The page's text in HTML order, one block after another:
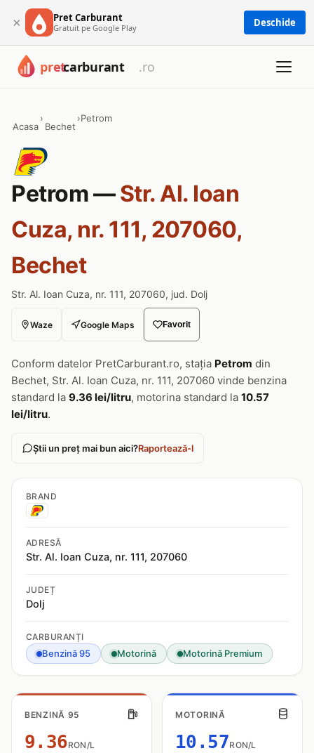
× Pret Carburant
Gratuit pe Google Play Deschide
Acasa
›
Bechet
›Petrom
Petrom —Str. Al. Ioan
Cuza, nr. 111, 207060,
Bechet
Str. Al. Ioan Cuza, nr. 111, 207060, jud. Dolj
Waze Google Maps Favorit
Conform datelor PretCarburant.ro, stația Petrom din
Bechet, Str. Al. Ioan Cuza, nr. 111, 207060 vinde benzina
standard la 9.36 lei/litru, motorina standard la 10.57
lei/litru.
Știi un preț mai bun aici?Raportează-l
BRAND
ADRESĂ
Str. Al. Ioan Cuza, nr. 111, 207060
JUDEȚ
Dolj
CARBURANȚI
Benzină 95 Motorină Motorină Premium
BENZINĂ 95
9.36RON/L
MOTORINĂ
10.57RON/L